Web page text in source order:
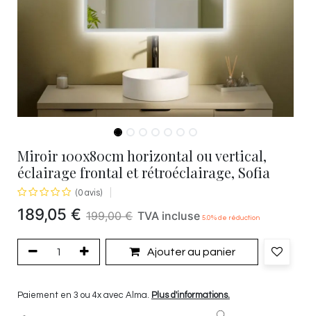
Miroir 100x80cm horizontal ou vertical,
éclairage frontal et rétroéclairage, Sofia
(0 avis)
189,05 € 199,00€ TVA incluse 5.0% de réduction
Ajouter au panier
Paiement en 3 ou 4x avec Alma. Plus d'informations.